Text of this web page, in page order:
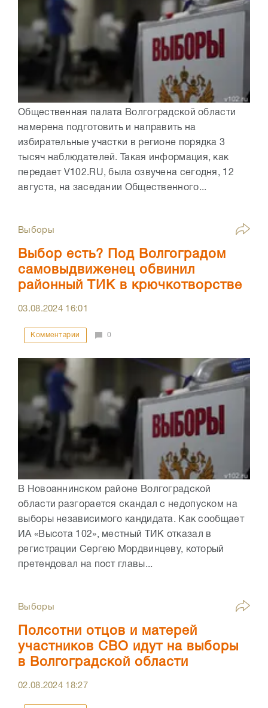
Общественная палата Волгоградской области
намерена подготовить и направить на
избирательные участки в регионе порядка 3
тысяч наблюдателей. Такая информация, как
передает V102.RU, была озвучена сегодня, 12
августа, на заседании Общественного...
Выборы
Выбор есть? Под Волгоградом
самовыдвиженец обвинил
районный ТИК в крючкотворстве
03.08.2024 16:01
Комментарии 0
В Новоаннинском районе Волгоградской
области разгорается скандал с недопуском на
выборы независимого кандидата. Как сообщает
ИА «Высота 102», местный ТИК отказал в
регистрации Сергею Мордвинцеву, который
претендовал на пост главы...
Выборы
Полсотни отцов и матерей
участников СВО идут на выборы
в Волгоградской области
02.08.2024 18:27